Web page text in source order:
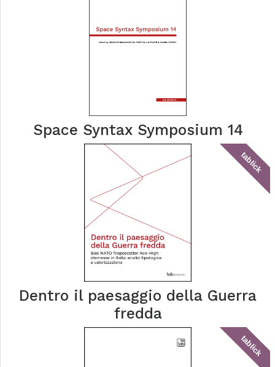
Space Syntax Symposium 14
tablick
Dentro il paesaggio della Guerra
fredda
tablick